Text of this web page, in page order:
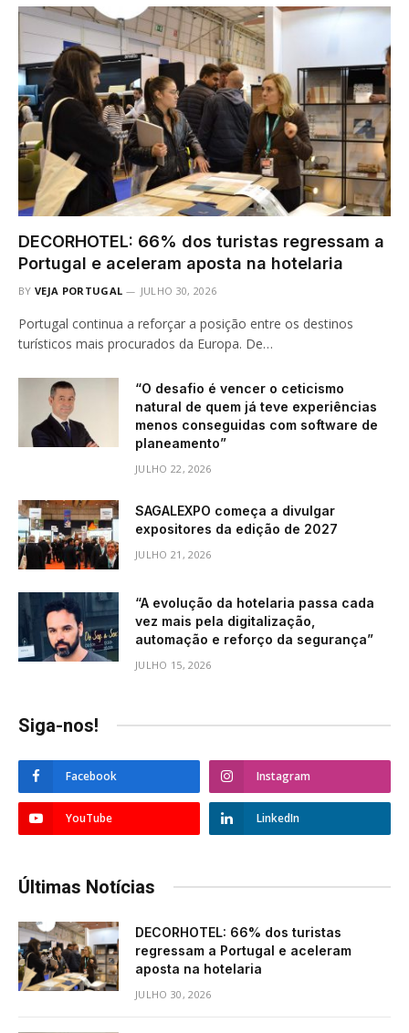
DECORHOTEL: 66% dos turistas regressam a
Portugal e aceleram aposta na hotelaria
BY VEJA PORTUGAL JULHO 30, 2026
Portugal continua a reforçar a posição entre os destinos
turísticos mais procurados da Europa. De…
“O desafio é vencer o ceticismo
natural de quem já teve experiências
menos conseguidas com software de
planeamento”
JULHO 22, 2026
SAGALEXPO começa a divulgar
expositores da edição de 2027
JULHO 21, 2026
“A evolução da hotelaria passa cada
vez mais pela digitalização,
automação e reforço da segurança”
JULHO 15, 2026
Siga-nos!
Facebook Instagram
YouTube LinkedIn
Últimas Notícias
DECORHOTEL: 66% dos turistas
regressam a Portugal e aceleram
aposta na hotelaria
JULHO 30, 2026